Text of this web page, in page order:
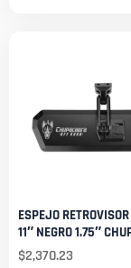
ESPEJO
11″ NEGRO 1.75″
$2,370.23